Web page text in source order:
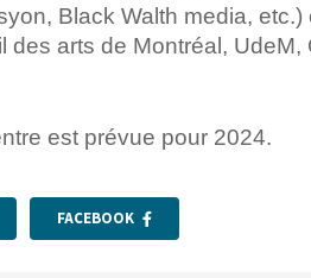
Black Walth media,
des arts de Montréal, UdeM,
est prévue pour 2024.
FACEBOOK